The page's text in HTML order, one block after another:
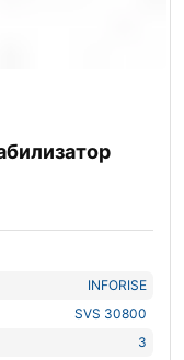
INFORISE
SVS 30800
3